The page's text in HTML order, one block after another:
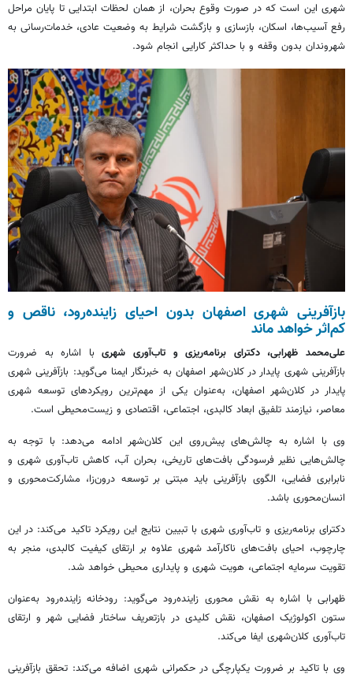
شهری این است که در صورت وقوع بحران، از همان لحظات ابتدایی تا پایان مراحل
رفع آسیب‌ها، اسکان، بازسازی و بازگشت شرایط به وضعیت عادی، خدمات‌رسانی به
شهروندان بدون وقفه و با حداکثر کارایی انجام شود.
بازآفرینی شهری اصفهان بدون احیای زاینده‌رود، ناقص و
کم‌اثر خواهد ماند
علی‌محمد ظهرابی، دکترای برنامه‌ریزی و تاب‌آوری شهریبا اشاره به ضرورت
بازآفرینی شهری پایدار در کلان‌شهر اصفهان به خبرنگار ایمنا می‌گوید: بازآفرینی شهری
پایدار در کلان‌شهر اصفهان، به‌عنوان یکی از مهم‌ترین رویکردهای توسعه شهری
معاصر، نیازمند تلفیق ابعاد کالبدی، اجتماعی، اقتصادی و زیست‌محیطی است.
وی با اشاره به چالش‌های پیش‌روی این کلان‌شهر ادامه می‌دهد: با توجه به
چالش‌هایی نظیر فرسودگی بافت‌های تاریخی، بحران آب، کاهش تاب‌آوری شهری و
نابرابری فضایی، الگوی بازآفرینی باید مبتنی بر توسعه درون‌زا، مشارکت‌محوری و
انسان‌محوری باشد.
دکترای برنامه‌ریزی و تاب‌آوری شهری با تبیین نتایج این رویکرد تاکید می‌کند: در این
چارچوب، احیای بافت‌های ناکارآمد شهری علاوه بر ارتقای کیفیت کالبدی، منجر به
تقویت سرمایه اجتماعی، هویت شهری و پایداری محیطی خواهد شد.
ظهرابی با اشاره به نقش محوری زاینده‌رود می‌گوید: رودخانه زاینده‌رود به‌عنوان
ستون اکولوژیک اصفهان، نقش کلیدی در بازتعریف ساختار فضایی شهر و ارتقای
تاب‌آوری کلان‌شهری ایفا می‌کند.
وی با تاکید بر ضرورت یکپارچگی در حکمرانی شهری اضافه می‌کند: تحقق بازآفرینی